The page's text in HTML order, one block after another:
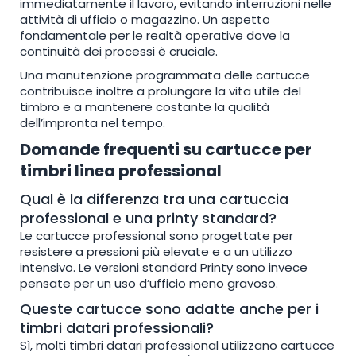
immediatamente il lavoro, evitando interruzioni nelle
attività di ufficio o magazzino. Un aspetto
fondamentale per le realtà operative dove la
continuità dei processi è cruciale.
Una manutenzione programmata delle cartucce
contribuisce inoltre a prolungare la vita utile del
timbro e a mantenere costante la qualità
dell’impronta nel tempo.
Domande frequenti su cartucce per
timbri linea professional
Qual è la differenza tra una cartuccia
professional e una printy standard?
Le cartucce professional sono progettate per
resistere a pressioni più elevate e a un utilizzo
intensivo. Le versioni standard Printy sono invece
pensate per un uso d’ufficio meno gravoso.
Queste cartucce sono adatte anche per i
timbri datari professionali?
Sì, molti timbri datari professional utilizzano cartucce